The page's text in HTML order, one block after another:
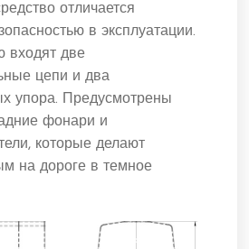
отличается
в эксплуатации.
входят две
цепи и два
упора. Предусмотрены
фонари и
которые делают
на дороге в темное